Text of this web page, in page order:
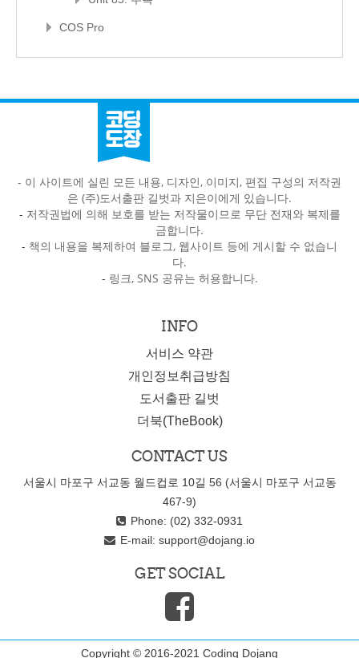
COS Pro
- 이 사이트에 실린 모든 내용, 디자인, 이미지, 편집 구성의 저작권
은 (주)도서출판 길벗과 지은이에게 있습니다.
- 저작권법에 의해 보호를 받는 저작물이므로 무단 전재와 복제를
금합니다.
- 책의 내용을 복제하여 블로그, 웹사이트 등에 게시할 수 없습니
다.
- 링크, SNS 공유는 허용합니다.
INFO
서비스 약관
개인정보취급방침
도서출판 길벗
더북(TheBook)
CONTACT US
서울시 마포구 서교동 월드컵로 10길 56 (서울시 마포구 서교동
467-9)
Phone: (02) 332-0931
E-mail: support@dojang.io
GET SOCIAL
Copyright © 2016-2021 Coding Dojang